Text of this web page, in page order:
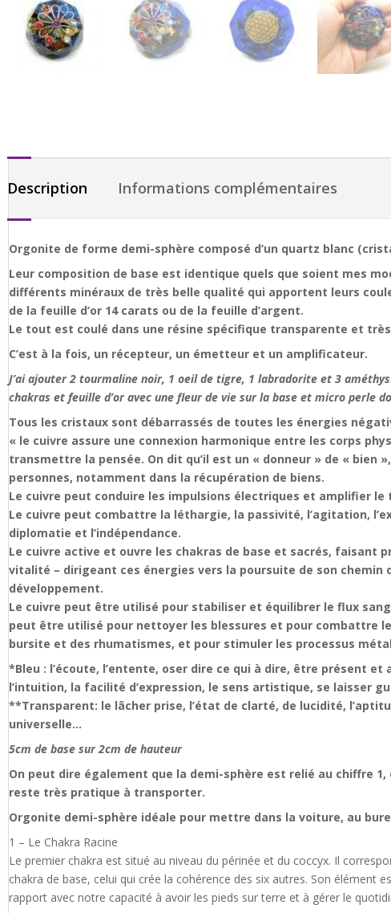
Description Informations complémentaires
Orgonite de forme demi-sphère composé d’un quartz blanc
Leur composition de base est identique quels que soient mes
différents minéraux de très belle qualité qui apportent leurs
de la feuille d’or 14 carats ou de la feuille d’argent.
Le tout est coulé dans une résine spécifique transparente et
C’est à la fois, un récepteur, un émetteur et un amplificateur.
J’ai ajouter 2 tourmaline noir, 1 oeil de tigre, 1 labradorite et 3
chakras et feuille d’or avec une fleur de vie sur la base et micro perle
Tous les cristaux sont débarrassés de toutes les énergies
« le cuivre assure une connexion harmonique entre les corps
transmettre la pensée. On dit qu’il est un « donneur » de « bien
personnes, notamment dans la récupération de biens.
Le cuivre peut conduire les impulsions électriques et amplifier
Le cuivre peut combattre la léthargie, la passivité, l’agitation,
diplomatie et l’indépendance.
Le cuivre active et ouvre les chakras de base et sacrés, faisant
vitalité – dirigeant ces énergies vers la poursuite de son chemin
développement.
Le cuivre peut être utilisé pour stabiliser et équilibrer le flux
peut être utilisé pour nettoyer les blessures et pour combattre
bursite et des rhumatismes, et pour stimuler les processus
*Bleu : l’écoute, l’entente, oser dire ce qui à dire, être présent
l’intuition, la facilité d’expression, le sens artistique, se laisser
**Transparent: le lâcher prise, l’état de clarté, de lucidité,
universelle…
5cm de base sur 2cm de hauteur
On peut dire également que la demi-sphère est relié au chiffre
reste très pratique à transporter.
Orgonite demi-sphère idéale pour mettre dans la voiture, au
1 – Le Chakra Racine
Le premier chakra est situé au niveau du périnée et du coccyx. Il
chakra de base, celui qui crée la cohérence des six autres. Son
rapport avec notre capacité à avoir les pieds sur terre et à gérer le